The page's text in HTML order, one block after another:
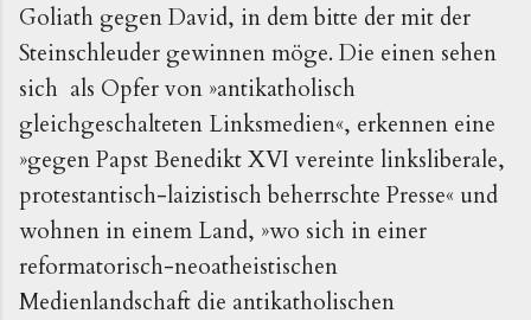
Goliath gegen David, in dem bitte der mit der
Steinschleuder gewinnen möge. Die einen sehen
sich  als Opfer von »antikatholisch
gleichgeschalteten Linksmedien«, erkennen eine
»gegen Papst Benedikt XVI vereinte linksliberale,
protestantisch-laizistisch beherrschte Presse« und
wohnen in einem Land, »wo sich in einer
reformatorisch-neoatheistischen
Medienlandschaft die antikatholischen